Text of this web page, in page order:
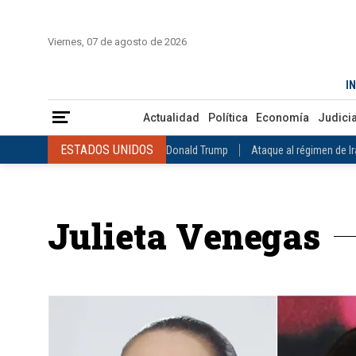
Viernes, 07 de agosto de 2026
Actualidad Política Economía Judicial
ESTADOS UNIDOS Donald Trump Ataque al régimen de
VENEZUELA Juicio contra Maduro Terremoto en
Mundial 2026
ESTADOS UNIDOS
INTERNACIONAL Raúl Castro José Luis Rodríguez Zapatero
COLOMBIA Elecciones Presidenciales en Colombia Gustavo
Julieta Venegas